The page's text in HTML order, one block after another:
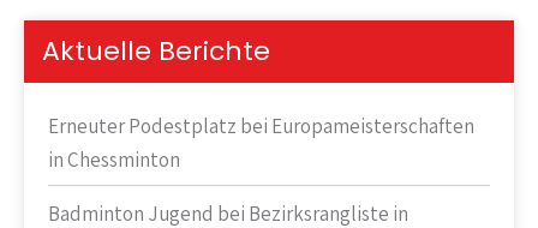
Aktuelle Berichte
Erneuter Podestplatz bei Europameisterschaften
in Chessminton
Badminton Jugend bei Bezirksrangliste in